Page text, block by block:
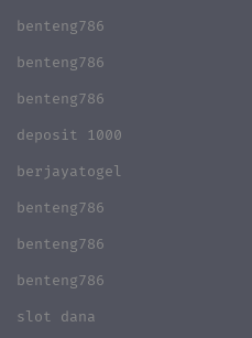
benteng786
benteng786
benteng786
deposit 1000
berjayatogel
benteng786
benteng786
benteng786
slot dana